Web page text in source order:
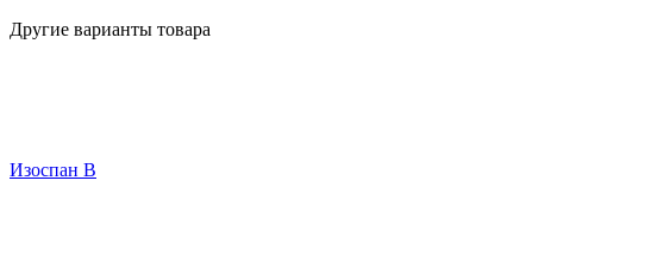
Другие варианты товара
Изоспан В